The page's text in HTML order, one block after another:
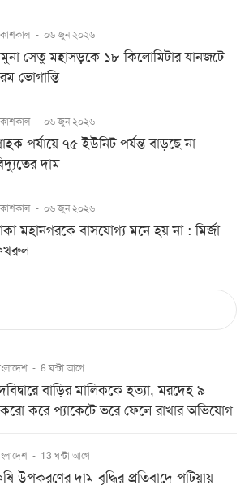
- ০৬ জুন ২০২৬
সেতু মহাসড়কে ১৮ কিলোমিটার যানজটে
ভোগান্তি
- ০৬ জুন ২০২৬
পর্যায়ে ৭৫ ইউনিট পর্যন্ত বাড়ছে না
দাম
- ০৬ জুন ২০২৬
মহানগরকে বাসযোগ্য মনে হয় না : মির্জা
- 6 ঘন্টা আগে
বাড়ির মালিককে হত্যা, মরদেহ ৯
করে প্যাকেটে ভরে ফেলে রাখার অভিযোগ
- 13 ঘন্টা আগে
উপকরণের দাম বৃদ্ধির প্রতিবাদে পটিয়ায়